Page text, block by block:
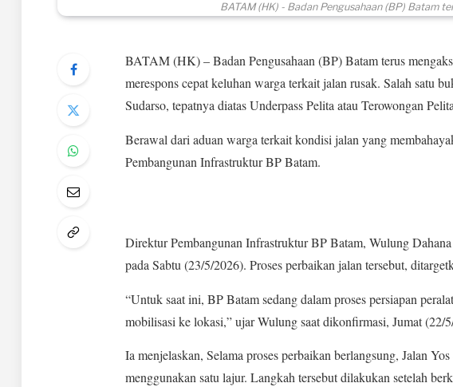
BATAM (HK) - Badan Pengusahaan (BP) Batam
BATAM (HK) – Badan Pengusahaan (BP) Batam terus
merespons cepat keluhan warga terkait jalan rusak. Salah satu
Sudarso, tepatnya diatas Underpass Pelita atau Terowongan
Berawal dari aduan warga terkait kondisi jalan yang
Pembangunan Infrastruktur BP Batam.
Direktur Pembangunan Infrastruktur BP Batam, Wulung
pada Sabtu (23/5/2026). Proses perbaikan jalan tersebut,
“Untuk saat ini, BP Batam sedang dalam proses persiapan
mobilisasi ke lokasi,” ujar Wulung saat dikonfirmasi, Jumat (22/
Ia menjelaskan, Selama proses perbaikan berlangsung, Jalan
menggunakan satu lajur. Langkah tersebut dilakukan setelah